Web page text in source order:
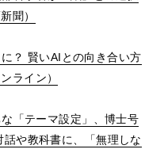
聞）
？ 賢いAI との向き合い方
ライン）
「テーマ設定」、博士号
や教科書に、「無理しな